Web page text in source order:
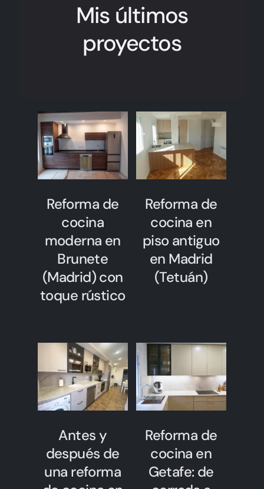
Mis últimos
proyectos
Reforma de
cocina
moderna en
Brunete
(Madrid) con
toque rústico
Reforma de
cocina en
piso antiguo
en Madrid
(Tetuán)
Antes y
después de
una reforma
Reforma de
cocina en
Getafe: de